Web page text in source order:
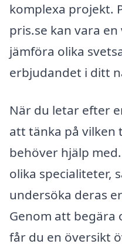
komplexa projekt.
pris.se kan vara
jämföra olika
erbjudandet i ditt
När du letar efter
att tänka på vilken
behöver hjälp
olika specialiteter,
undersöka deras
Genom att begära
får du en översikt